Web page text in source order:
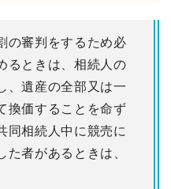
の審判をするため必
るときは、相続人の
、遺産の全部又は一
換価することを命ず
同相続人中に競売に
た者があるときは、